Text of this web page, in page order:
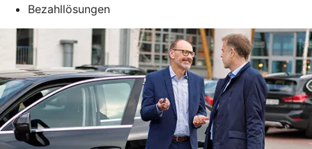
Bezahllösungen